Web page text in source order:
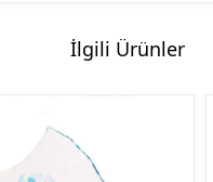
İlgili Ürünler